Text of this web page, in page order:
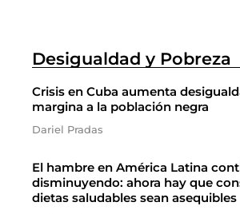
Desigualdad y Pobreza
Crisis en Cuba aumenta
margina a la población negra
Dariel Pradas
El hambre en América Latina
disminuyendo: ahora hay que
dietas saludables sean asequibles